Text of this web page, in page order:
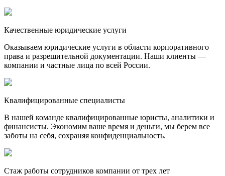
Качественные юридические услуги
Оказываем юридические услуги в области корпоративного
права и разрешительной документации. Наши клиенты —
компании и частные лица по всей России.
Квалифицированные специалисты
В нашей команде квалифицированные юристы, аналитики и
финансисты. Экономим ваше время и деньги, мы берем все
заботы на себя, сохраняя конфиденциальность.
Стаж работы сотрудников компании от трех лет